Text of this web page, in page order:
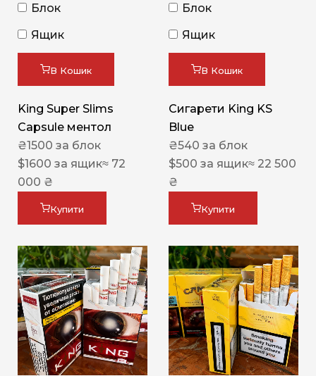
Блок
Ящик
В Кошик
King Super Slims
Capsule ментол
₴1500 за блок
$1600 за ящик≈ 72
000 ₴
Купити
Блок
Ящик
В Кошик
Сигарети King KS
Blue
₴540 за блок
$500 за ящик≈ 22 500
₴
Купити